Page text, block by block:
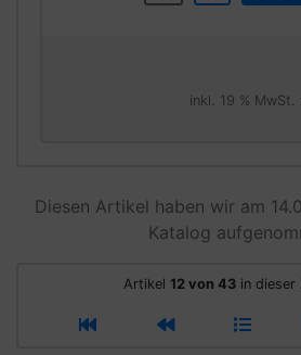
inkl. 19 % MwSt.
Diesen Artikel haben wir am
Katalog
Artikel 12 von 43in dieser